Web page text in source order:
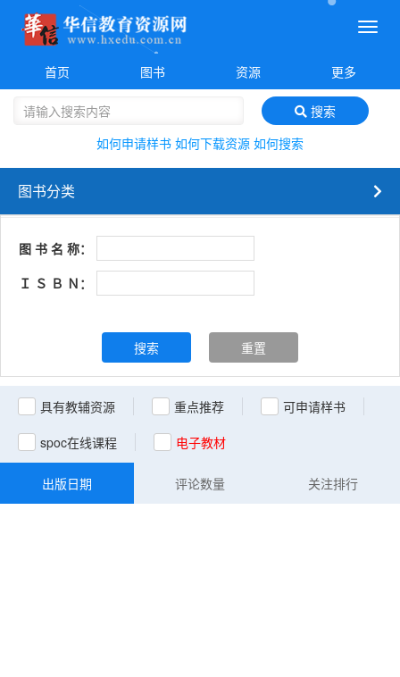
菜
首页
图书 资源 更多
搜索
如何申请样书 如何下载资源 如何搜索
图书分类
图 书 名 称：
Ｉ Ｓ Ｂ Ｎ：
搜索 重置
具有教辅资源 重点推荐
可申请样书
spoc在线课程
电子教材
关注排行
评论数量
出版日期